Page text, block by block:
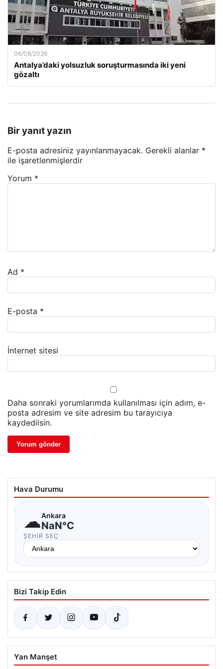
06/08/2026
Antalya’daki yolsuzluk soruşturmasında iki yeni
gözaltı
Bir yanıt yazın
E-posta adresiniz yayınlanmayacak. Gerekli alanlar *
ile işaretlenmişlerdir
Yorum *
Ad *
E-posta *
İnternet sitesi
Daha sonraki yorumlarımda kullanılması için adım, e-
posta adresim ve site adresim bu tarayıcıya
kaydedilsin.
Hava Durumu
☁Ankara
NaN°C
ŞEHIR SEÇ
Bizi Takip Edin
Yan Manşet